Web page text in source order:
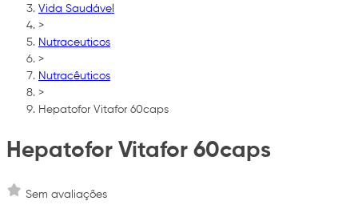
Vida Saudável
>
Nutraceuticos
>
Nutracêuticos
>
Hepatofor Vitafor 60caps
Hepatofor Vitafor 60caps
Sem avaliações